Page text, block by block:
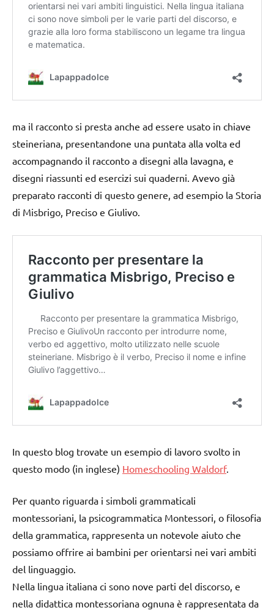
ma il racconto si presta anche ad essere usato in chiave
steineriana, presentandone una puntata alla volta ed
accompagnando il racconto a disegni alla lavagna, e
disegni riassunti ed esercizi sui quaderni. Avevo già
preparato racconti di questo genere, ad esempio la Storia
di Misbrigo, Preciso e Giulivo.
In questo blog trovate un esempio di lavoro svolto in
questo modo (in inglese) Homeschooling Waldorf.
Per quanto riguarda i simboli grammaticali
montessoriani, la psicogrammatica Montessori, o filosofia
della grammatica, rappresenta un notevole aiuto che
possiamo offrire ai bambini per orientarsi nei vari ambiti
del linguaggio.
Nella lingua italiana ci sono nove parti del discorso, e
nella didattica montessoriana ognuna è rappresentata da